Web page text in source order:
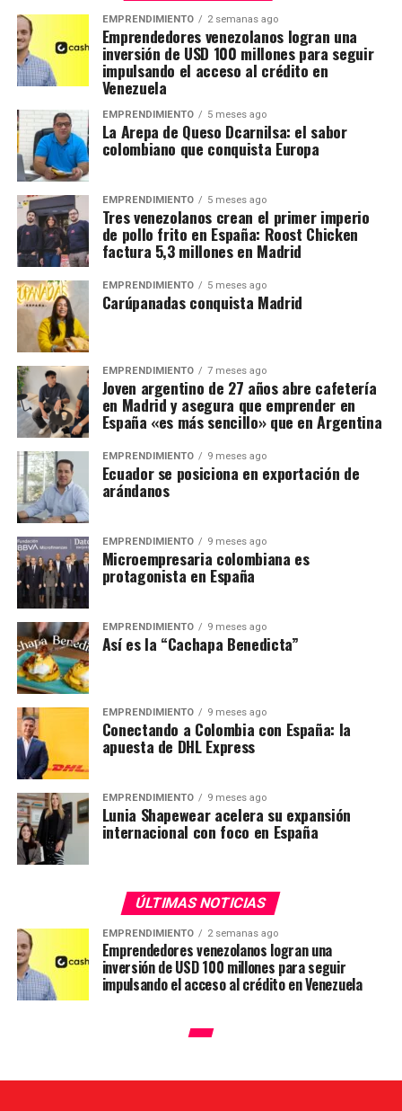
EMPRENDIMIENTO 2 semanas ago
Emprendedores venezolanos logran una
inversión de USD 100 millones para seguir
impulsando el acceso al crédito en
Venezuela
EMPRENDIMIENTO 5 meses ago
La Arepa de Queso Dcarnilsa: el sabor
colombiano que conquista Europa
EMPRENDIMIENTO 5 meses ago
Tres venezolanos crean el primer imperio
de pollo frito en España: Roost Chicken
factura 5,3 millones en Madrid
EMPRENDIMIENTO 5 meses ago
Carúpanadas conquista Madrid
EMPRENDIMIENTO 7 meses ago
Joven argentino de 27 años abre cafetería
en Madrid y asegura que emprender en
España «es más sencillo» que en Argentina
EMPRENDIMIENTO 9 meses ago
Ecuador se posiciona en exportación de
arándanos
EMPRENDIMIENTO 9 meses ago
Microempresaria colombiana es
protagonista en España
EMPRENDIMIENTO 9 meses ago
Así es la “Cachapa Benedicta”
EMPRENDIMIENTO 9 meses ago
Conectando a Colombia con España: la
apuesta de DHL Express
EMPRENDIMIENTO 9 meses ago
Lunia Shapewear acelera su expansión
internacional con foco en España
ÚLTIMAS NOTICIAS
EMPRENDIMIENTO 2 semanas ago
Emprendedores venezolanos logran una
inversión de USD 100 millones para seguir
impulsando el acceso al crédito en Venezuela